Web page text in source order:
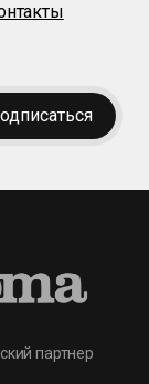
партнер